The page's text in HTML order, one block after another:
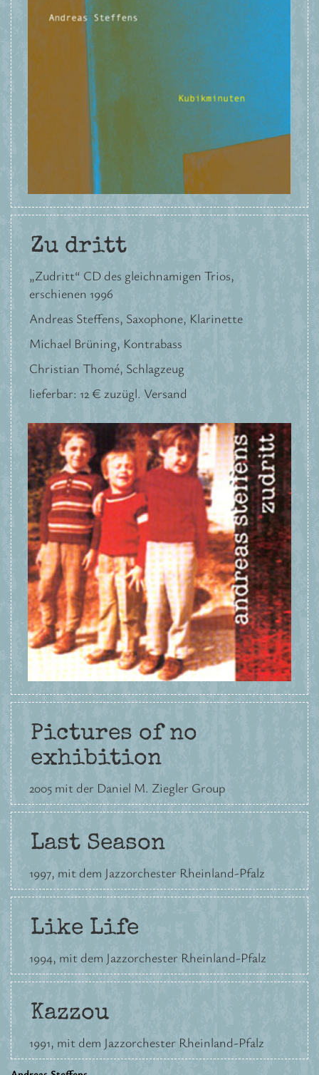
Zu dritt
„Zudritt“ CD des gleichnamigen Trios,
erschienen 1996
Andreas Steffens, Saxophone, Klarinette
Michael Brüning, Kontrabass
Christian Thomé, Schlagzeug
lieferbar: 12 € zuzügl. Versand
Pictures of no
exhibition
2005 mit der Daniel M. Ziegler Group
Last Season
1997, mit dem Jazzorchester Rheinland-Pfalz
Like Life
1994, mit dem Jazzorchester Rheinland-Pfalz
Kazzou
1991, mit dem Jazzorchester Rheinland-Pfalz